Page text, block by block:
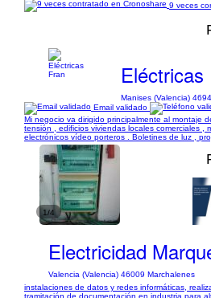
9 veces
Eléctricas
Manises (Valencia)
Email validado
Mi negocio va dirigido principalmente al montaje
tensión , edificios viviendas locales comerciales ,
electrónicos vídeo porteros . Boletines de luz ,
1/4
Electricidad
Valencia (Valencia) 46009 Marchalenes
instalaciones de datos y redes informáticas,
tramitación de documentación en industria para